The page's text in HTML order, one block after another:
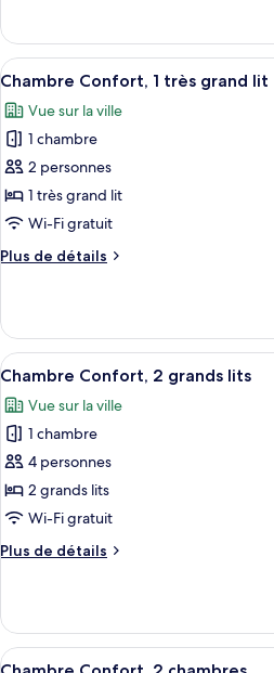
Chambre
Standard,
2
grands
lits
Chambre
Standard,
2
lits
Afficher
toutes
les
photos
pour
ce
type
chambre :
très
grand
lit
4
Chambre Confort, 1 très grand lit
Vue sur la ville
1 chambre
2 personnes
1 très grand lit
Wi-Fi gratuit
Plus de détails
Plus
Chambre
Confort,
1
grand
lit
Afficher
toutes
les
photos
pour
ce
type
chambre :
2
grands
6
Chambre Confort, 2 grands lits
Vue sur la ville
1 chambre
4 personnes
2 grands lits
Wi-Fi gratuit
Plus de détails
Plus
Chambre
Confort,
2
Afficher
Un
6